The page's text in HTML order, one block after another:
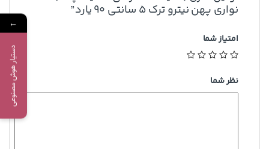
نواری پهن نیترو ترک 5 سانتی 90 یارد”
امتیاز شما
نظر شما
←
دستیار هوش مصنوعی